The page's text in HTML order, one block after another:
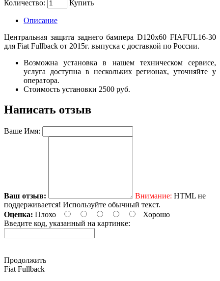
Количество:
Купить
Описание
Центральная защита заднего бампера D120х60 FIAFUL16-30
для Fiat Fullback от 2015г. выпуска с доставкой по России.
Возможна установка в нашем техническом сервисе,
услуга доступна в нескольких регионах, уточняйте у
оператора.
Стоимость установки 2500 руб.
Написать отзыв
Ваше Имя:
Ваш отзыв: Внимание: HTML не
поддерживается! Используйте обычный текст.
Оценка: Плохо
Хорошо
Введите код, указанный на картинке:
Продолжить
Fiat Fullback